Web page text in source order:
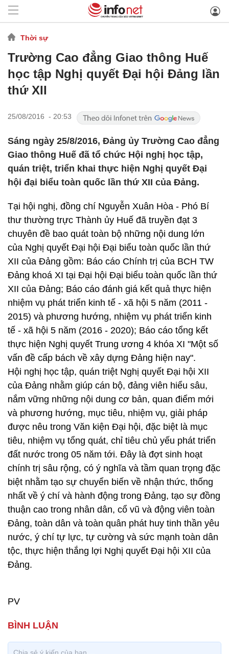
Thời sự
Trường Cao đẳng Giao thông Huế
học tập Nghị quyết Đại hội Đảng lần
thứ XII
25/08/2016 - 20:53
Sáng ngày 25/8/2016, Đảng ủy Trường Cao đẳng
Giao thông Huế đã tổ chức Hội nghị học tập,
quán triệt, triển khai thực hiện Nghị quyết Đại
hội đại biểu toàn quốc lần thứ XII của Đảng.
Tại hội nghị, đồng chí Nguyễn Xuân Hòa - Phó Bí
thư thường trực Thành ủy Huế đã truyền đạt 3
chuyên đề bao quát toàn bộ những nội dung lớn
của Nghị quyết Đại hội Đại biểu toàn quốc lần thứ
XII của Đảng gồm: Báo cáo Chính trị của BCH TW
Đảng khoá XI tại Đại hội Đại biểu toàn quốc lần thứ
XII của Đảng; Báo cáo đánh giá kết quả thực hiện
nhiệm vụ phát triển kinh tế - xã hội 5 năm (2011 -
2015) và phương hướng, nhiệm vụ phát triển kinh
tế - xã hội 5 năm (2016 - 2020); Báo cáo tổng kết
thực hiện Nghị quyết Trung ương 4 khóa XI "Một số
vấn đề cấp bách về xây dựng Đảng hiện nay".
Hội nghị học tập, quán triệt Nghị quyết Đại hội XII
của Đảng nhằm giúp cán bộ, đảng viên hiểu sâu,
nắm vững những nội dung cơ bản, quan điểm mới
và phương hướng, mục tiêu, nhiệm vụ, giải pháp
được nêu trong Văn kiện Đại hội, đặc biệt là mục
tiêu, nhiệm vụ tổng quát, chỉ tiêu chủ yếu phát triển
đất nước trong 05 năm tới. Đây là đợt sinh hoạt
chính trị sâu rộng, có ý nghĩa và tầm quan trọng đặc
biệt nhằm tạo sự chuyển biến về nhận thức, thống
nhất về ý chí và hành động trong Đảng, tạo sự đồng
thuận cao trong nhân dân, cổ vũ và động viên toàn
Đảng, toàn dân và toàn quân phát huy tinh thần yêu
nước, ý chí tự lực, tự cường và sức mạnh toàn dân
tộc, thực hiện thắng lợi Nghị quyết Đại hội XII của
Đảng.
PV